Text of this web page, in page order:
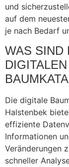
und
auf dem
je nach Bedarf
WAS SIND
Die digitale
Halstenbek
effiziente
Informationen
Veränderungen
schneller